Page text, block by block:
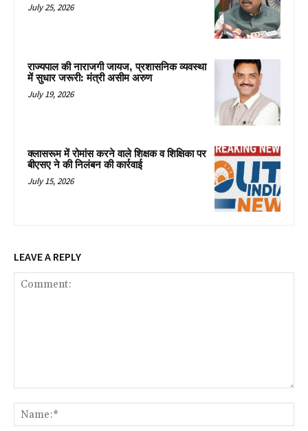
July 25, 2026
राज्यपाल की नाराजगी जायज, प्रशासनिक व्यवस्था
में सुधार जरूरी: मंत्री असीम अरुण
July 19, 2026
क्लासरूम में रोमांस करने वाले शिक्षक व शिक्षिका पर
बीएसए ने की निलंबन की कार्रवाई
July 15, 2026
LEAVE A REPLY